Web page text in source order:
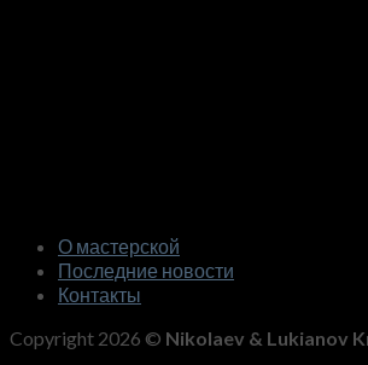
О мастерской
Последние новости
Контакты
Copyright 2026 © Nikolaev & Lukianov